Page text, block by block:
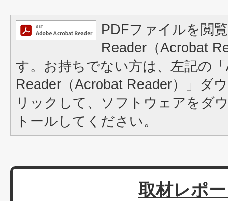
PDFファイルを閲
Reader（Acrobat
す。お持ちでない方は、左記の
Reader（Acrobat Reader）」ダ
リックして、ソフトウェアをダ
トールしてください。
取材レポ